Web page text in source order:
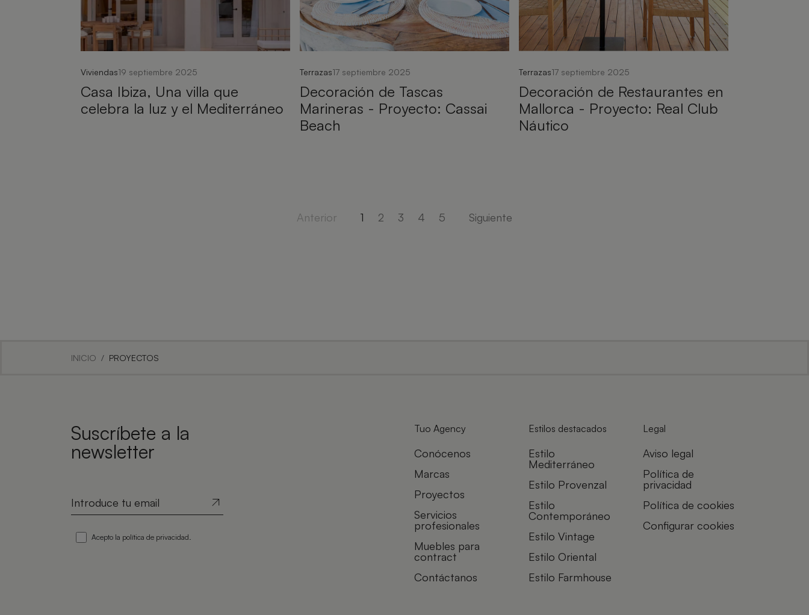
Viviendas19 septiembre 2025
Casa Ibiza, Una villa que
celebra la luz y el Mediterráneo
Terrazas17 septiembre 2025
Decoración de Tascas
Marineras - Proyecto: Cassai
Beach
Terrazas17 septiembre 2025
Decoración de Restaurantes en
Mallorca - Proyecto: Real Club
Náutico
Anterior 1 2 3 4 5 Siguiente
INICIO PROYECTOS
Suscríbete a la
newsletter
Acepto la política de privacidad.
Tuo Agency
Conócenos
Marcas
Proyectos
Servicios
profesionales
Muebles para
contract
Contáctanos
Estilos destacados
Estilo
Mediterráneo
Estilo Provenzal
Estilo
Contemporáneo
Estilo Vintage
Estilo Oriental
Estilo Farmhouse
Legal
Aviso legal
Política de
privacidad
Política de cookies
Configurar cookies